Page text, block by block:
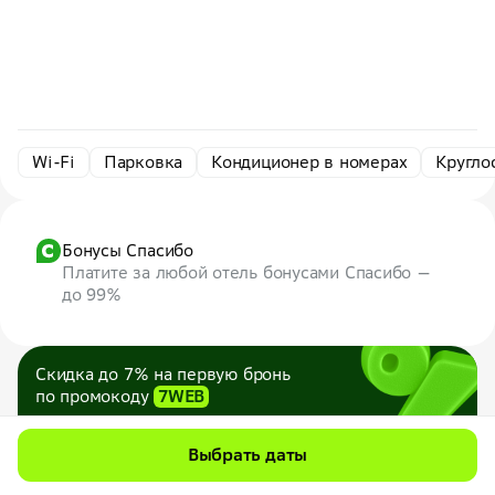
Wi-Fi Парковка Кондиционер в номерах
Бонусы Спасибо
Платите за любой отель бонусами Спасибо —
до 99%
Скидка до 7% на первую бронь
по промокоду 7WEB
Максимум — 1000 ₽
Выбрать даты